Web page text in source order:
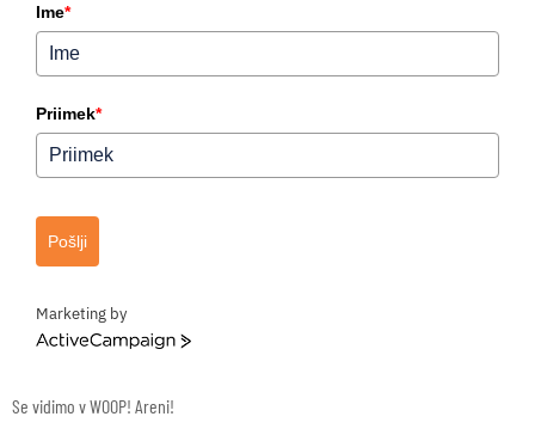
Ime*
Priimek*
Pošlji
Marketing by
ActiveCampaign
Se vidimo v WOOP! Areni!